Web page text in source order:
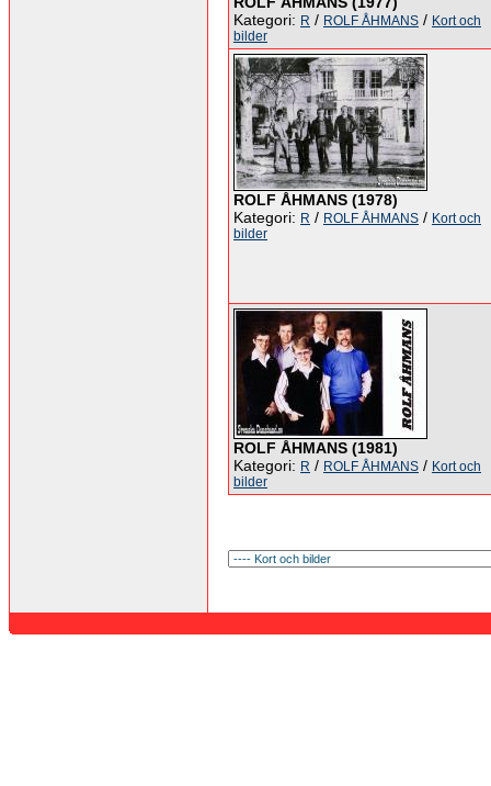
Kategori: R / ROLF ÅHMANS / Kort och
bilder
ROLF ÅHMANS (1978)
Kategori: R / ROLF ÅHMANS / Kort och
bilder
ROLF ÅHMANS (1981)
Kategori: R / ROLF ÅHMANS / Kort och
bilder